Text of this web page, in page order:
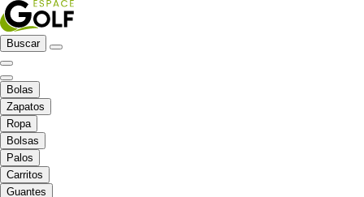
Buscar
Bolas
Zapatos
Ropa
Bolsas
Palos
Carritos
Guantes